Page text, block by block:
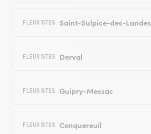
FLEURISTES Saint-Sulpice-des-Landes
FLEURISTES Derval
FLEURISTES Guipry-Messac
FLEURISTES Conquereuil